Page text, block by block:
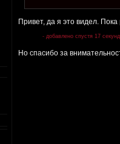
Привет, да я это видел.
- добавлено спустя 17
Но спасибо за